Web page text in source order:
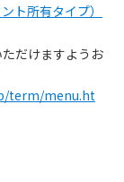
ト所有タイプ）
だけますようお
term/menu.ht